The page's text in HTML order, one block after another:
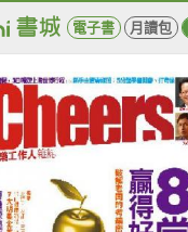
電子書 月讀包